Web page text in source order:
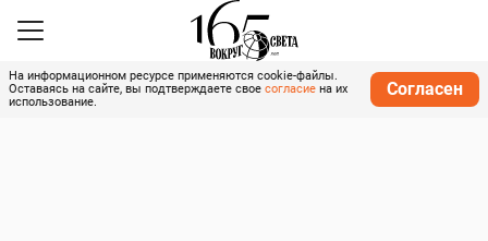
На информационном ресурсе применяются cookie-файлы.
Оставаясь на сайте, вы подтверждаете свое согласие на их
использование.
Согласен